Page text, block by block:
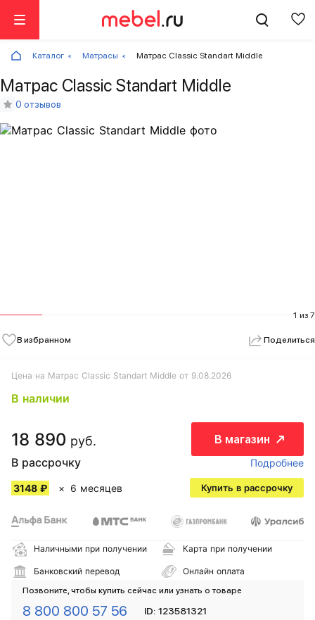
Каталог Матрасы Матрас Classic Standart Middle
Матрас Classic Standart Middle
0 отзывов
1 из 7
В избранном Поделиться
Цена на Матрас Classic Standart Middle от 9.08.2026
В наличии
18 890 руб. В магазин
В рассрочку Подробнее
3148 ₽ 6 месяцев Купить в рассрочку
Наличными при получении Карта при получении
Банковский перевод Онлайн оплата
Позвоните, чтобы купить сейчас или узнать о товаре
8 800 800 57 56 ID: 123581321